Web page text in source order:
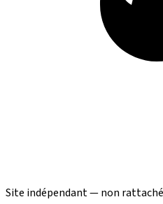
Site indépendant — non